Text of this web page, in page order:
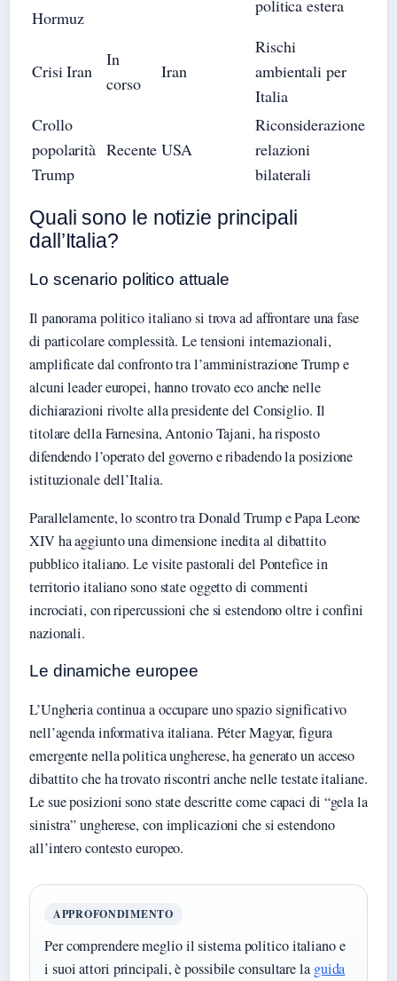
Hormuz
politica estera
Crisi Iran
In
corso
Iran
Rischi
ambientali per
Italia
Crollo
popolarità
Trump
Recente USA
Riconsiderazione
relazioni
bilaterali
Quali sono le notizie principali
dall’Italia?
Lo scenario politico attuale
Il panorama politico italiano si trova ad affrontare una fase
di particolare complessità. Le tensioni internazionali,
amplificate dal confronto tra l’amministrazione Trump e
alcuni leader europei, hanno trovato eco anche nelle
dichiarazioni rivolte alla presidente del Consiglio. Il
titolare della Farnesina, Antonio Tajani, ha risposto
difendendo l’operato del governo e ribadendo la posizione
istituzionale dell’Italia.
Parallelamente, lo scontro tra Donald Trump e Papa Leone
XIV ha aggiunto una dimensione inedita al dibattito
pubblico italiano. Le visite pastorali del Pontefice in
territorio italiano sono state oggetto di commenti
incrociati, con ripercussioni che si estendono oltre i confini
nazionali.
Le dinamiche europee
L’Ungheria continua a occupare uno spazio significativo
nell’agenda informativa italiana. Péter Magyar, figura
emergente nella politica ungherese, ha generato un acceso
dibattito che ha trovato riscontri anche nelle testate italiane.
Le sue posizioni sono state descritte come capaci di “gela la
sinistra” ungherese, con implicazioni che si estendono
all’intero contesto europeo.
APPROFONDIMENTO
Per comprendere meglio il sistema politico italiano e
i suoi attori principali, è possibile consultare la guida